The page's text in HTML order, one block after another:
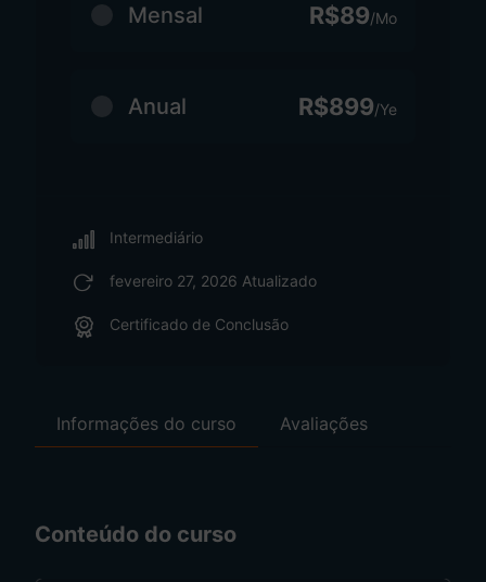
Mensal R$89/Mo
Anual R$899/Ye
Intermediário
fevereiro 27, 2026 Atualizado
Certificado de Conclusão
Informações do curso Avaliações
Conteúdo do curso